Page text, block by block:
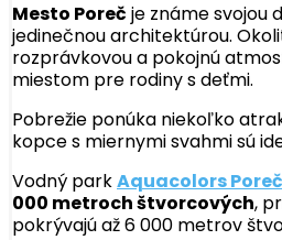
Mesto Poreč je známe svojou
jedinečnou architektúrou.
rozprávkovou a pokojnú
miestom pre rodiny s deťmi.
Pobrežie ponúka niekoľko
kopce s miernymi svahmi sú
Vodný parkAquacolors Poreč
000 metroch štvorcových,
pokrývajú až 6 000 metrov